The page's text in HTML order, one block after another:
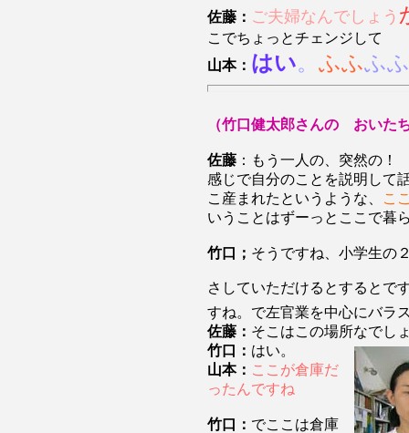
佐藤： ご夫婦なんでしょう
こでちょっとチェンジして
山本： はい。 ふふふふ
（竹口健太郎さんの おいた
佐藤 ：もう一人の、突然の
感じで自分のことを説明して
こ産まれたというような、
こ
いうことはずーっとここで暮
竹口； そうですね、小学生の
さしていただけるとするとで
すね。で左官業を中心にバラ
佐藤： そこはこの場所なでし
竹口： はい。
山本： ここが倉庫だ
ったんですね
竹口： でここは倉庫